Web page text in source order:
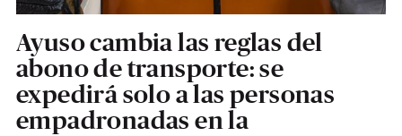
Ayuso cambia las reglas del
abono de transporte: se
expedirá solo a las personas
empadronadas en la